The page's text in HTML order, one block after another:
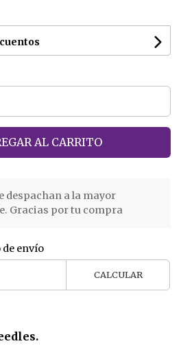
AL CARRITO
despachan a la mayor
Gracias por tu compra
envío
CALCULAR